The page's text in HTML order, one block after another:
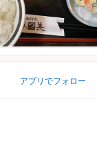
アプリでフォロー